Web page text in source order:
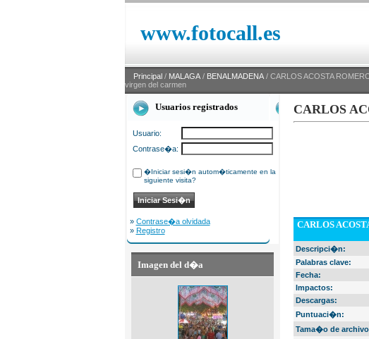
www.fotocall.es
Principal / MALAGA / BENALMADENA / CARLOS ACOSTA
virgen del carmen
Usuarios registrados
Usuario:
Contrase�a:
�Iniciar sesi�n autom�ticamente en la
siguiente visita?
» Contrase�a olvidada
» Registro
Imagen del d�a
CARLOS
CARLOS
Descripci�n:
Palabras clave:
Fecha:
Impactos:
Descargas:
Puntuaci�n:
Tama�o de